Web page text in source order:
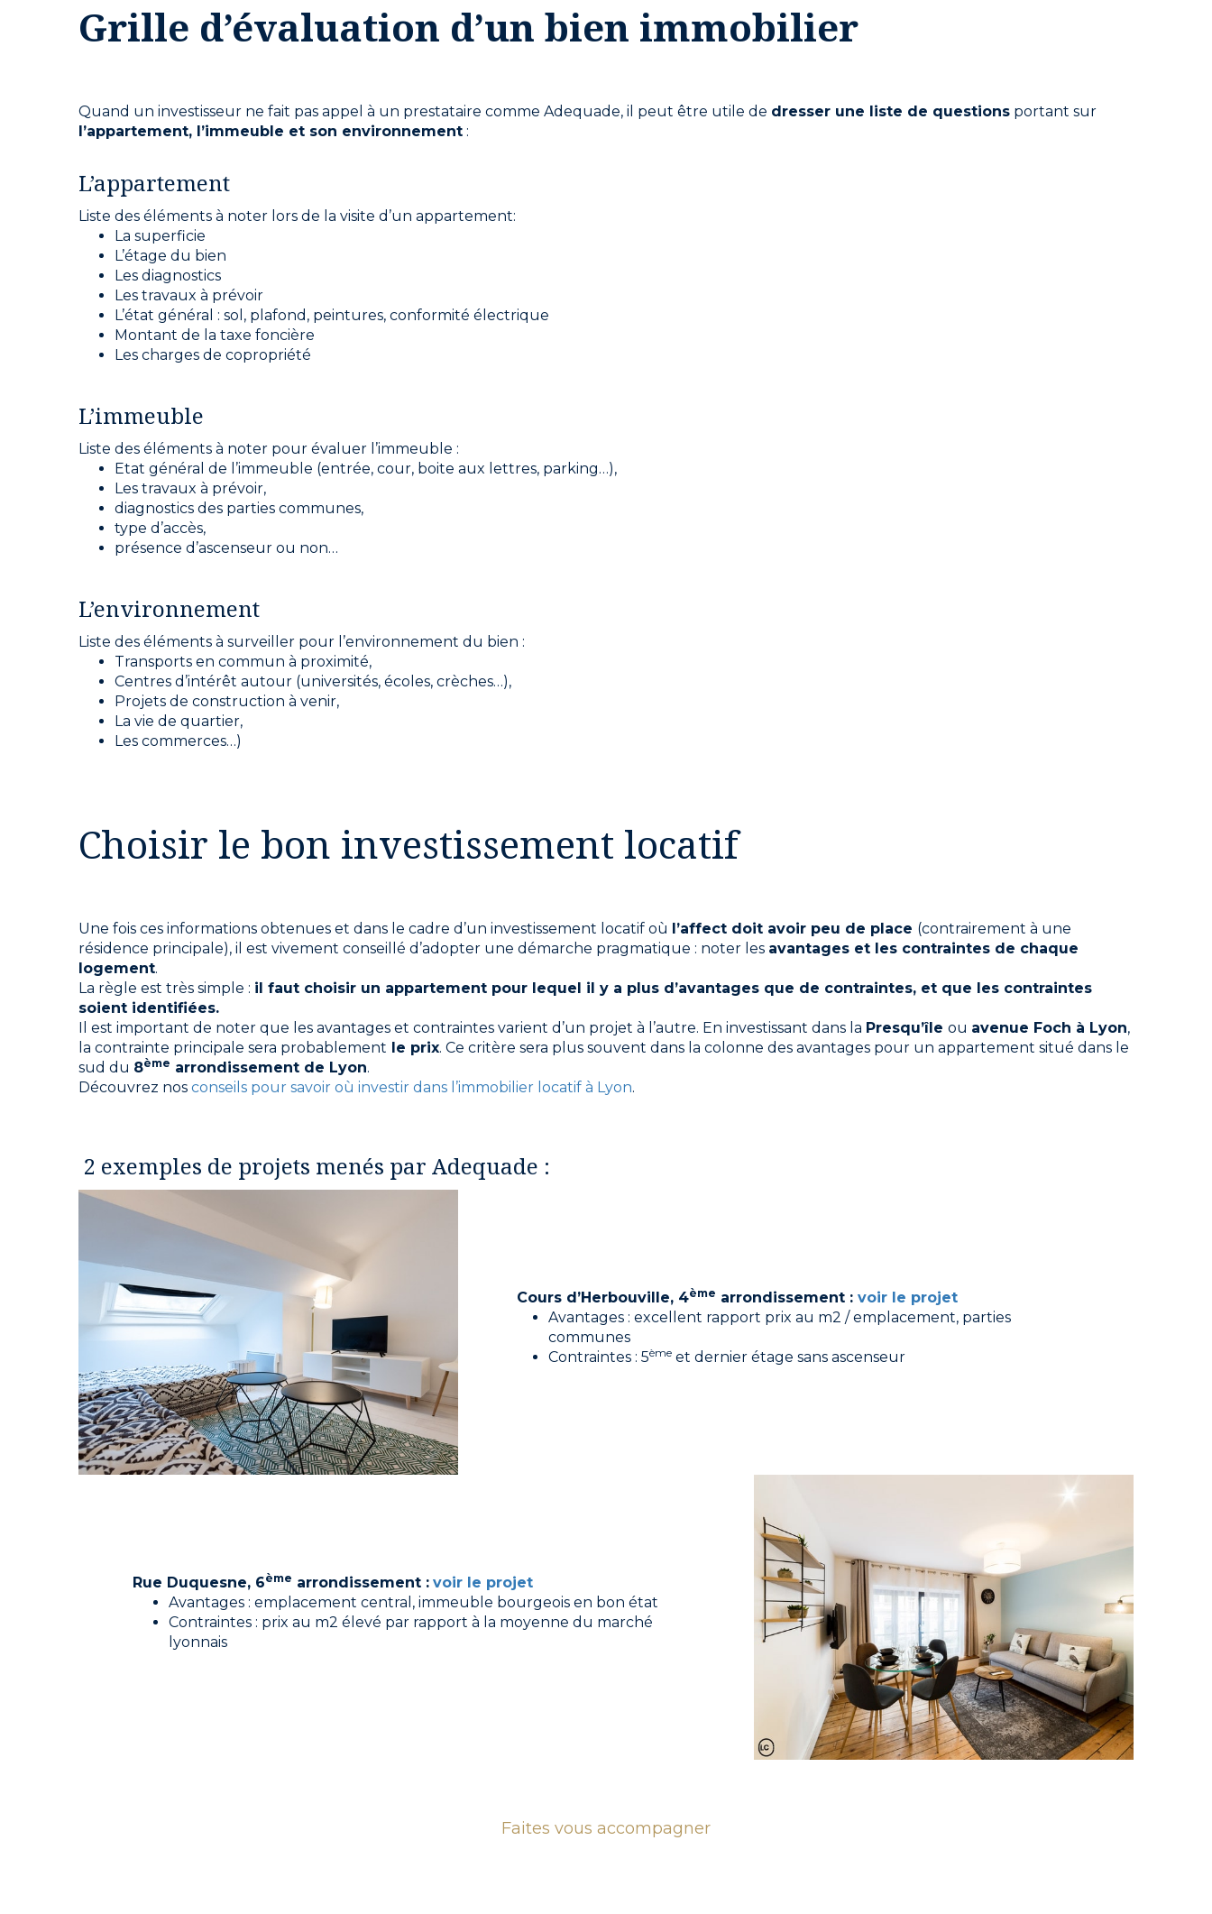
Grille d’évaluation d’un bien immobilier
Quand un investisseur ne fait pas appel à un prestataire comme Adequade, il peut être utile de dresser une liste de questions portant sur
l’appartement, l’immeuble et son environnement :
L’appartement
Liste des éléments à noter lors de la visite d’un appartement:
La superficie
L’étage du bien
Les diagnostics
Les travaux à prévoir
L’état général : sol, plafond, peintures, conformité électrique
Montant de la taxe foncière
Les charges de copropriété
L’immeuble
Liste des éléments à noter pour évaluer l’immeuble :
Etat général de l’immeuble (entrée, cour, boite aux lettres, parking…),
Les travaux à prévoir,
diagnostics des parties communes,
type d’accès,
présence d’ascenseur ou non…
L’environnement
Liste des éléments à surveiller pour l’environnement du bien :
Transports en commun à proximité,
Centres d’intérêt autour (universités, écoles, crèches…),
Projets de construction à venir,
La vie de quartier,
Les commerces…)
Choisir le bon investissement locatif
Une fois ces informations obtenues et dans le cadre d’un investissement locatif où l’affect doit avoir peu de place (contrairement à une
résidence principale), il est vivement conseillé d’adopter une démarche pragmatique : noter les avantages et les contraintes de chaque
logement.
La règle est très simple : il faut choisir un appartement pour lequel il y a plus d’avantages que de contraintes, et que les contraintes
soient identifiées.
Il est important de noter que les avantages et contraintes varient d’un projet à l’autre. En investissant dans la Presqu’île ou avenue Foch à Lyon,
la contrainte principale sera probablement le prix. Ce critère sera plus souvent dans la colonne des avantages pour un appartement situé dans le
sud du 8ème arrondissement de Lyon.
Découvrez nos conseils pour savoir où investir dans l’immobilier locatif à Lyon.
2 exemples de projets menés par Adequade :
Cours d’Herbouville, 4ème arrondissement :voir le projet
Avantages : excellent rapport prix au m2 / emplacement, parties
communes
Contraintes : 5ème et dernier étage sans ascenseur
Rue Duquesne, 6ème arrondissement : voir le projet
Avantages : emplacement central, immeuble bourgeois en bon état
Contraintes : prix au m2 élevé par rapport à la moyenne du marché
lyonnais
Faites vous accompagner